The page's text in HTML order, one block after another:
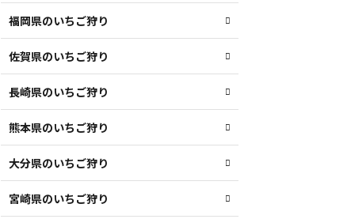
福岡県のいちご狩り
佐賀県のいちご狩り
長崎県のいちご狩り
熊本県のいちご狩り
大分県のいちご狩り
宮崎県のいちご狩り